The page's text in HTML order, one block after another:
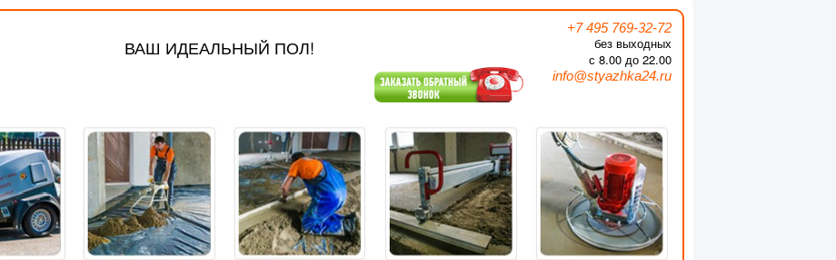
ВАШ ИДЕАЛЬНЫЙ ПОЛ!
+7 495 769-32-72
без выходных
с 8.00 до 22.00
info@styazhka24.ru